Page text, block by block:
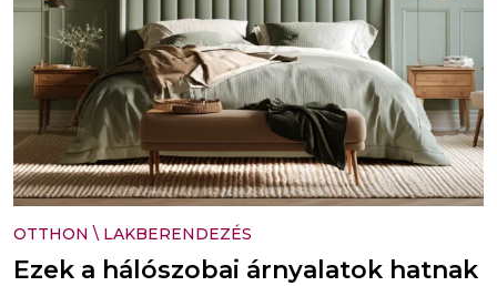
OTTHON \ LAKBERENDEZÉS
Ezek a hálószobai árnyalatok hatnak